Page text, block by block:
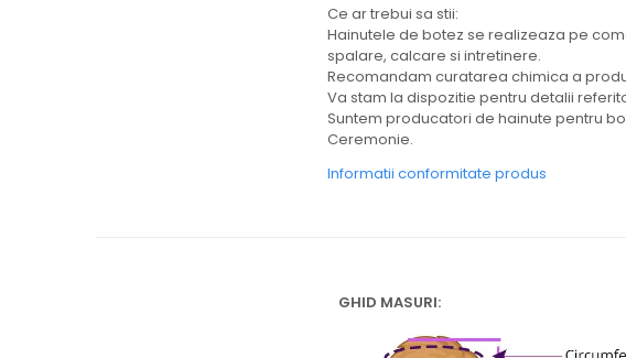
Ce ar trebui sa stii:
Hainutele de botez se realizeaza pe
spalare, calcare si intretinere.
Recomandam curatarea chimica a
Va stam la dispozitie pentru detalii
Suntem producatori de hainute pentru
Ceremonie.
Informatii conformitate produs
GHID MASURI: